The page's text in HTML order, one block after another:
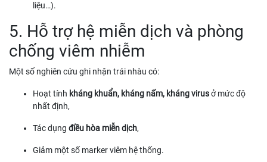
liệu…).
5. Hỗ trợ hệ miễn dịch và phòng
chống viêm nhiễm
Một số nghiên cứu ghi nhận trái nhàu có:
Hoạt tính kháng khuẩn, kháng nấm, kháng virusở mức độ
nhất định,
Tác dụng điều hòa miễn dịch,
Giảm một số marker viêm hệ thống.